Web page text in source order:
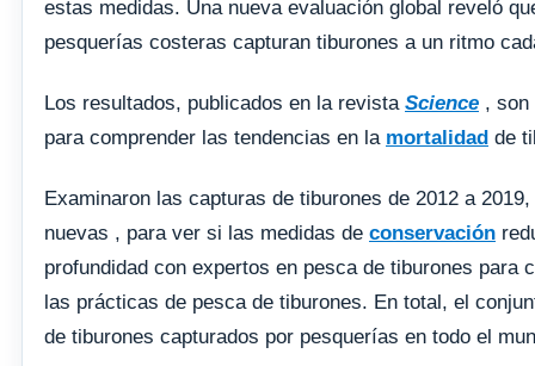
estas medidas. Una nueva evaluación global reveló
pesquerías costeras capturan tiburones a un ritmo
Los resultados, publicados en la revista Science , son
para comprender las tendencias en la mortalidad de
Examinaron las capturas de tiburones de 2012 a
nuevas , para ver si las medidas de conservación
profundidad con expertos en pesca de tiburones
las prácticas de pesca de tiburones. En total, el
de tiburones capturados por pesquerías en todo el